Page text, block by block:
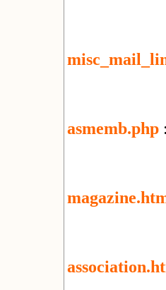
asmemb.php